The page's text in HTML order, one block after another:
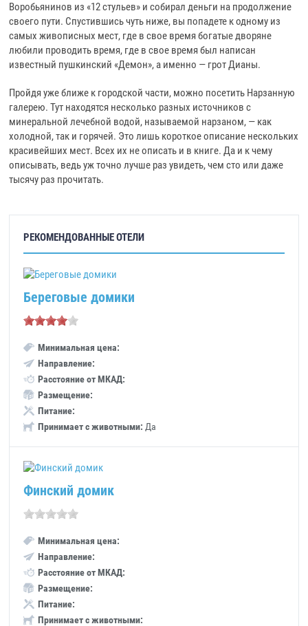
Воробьянинов из «12 стульев» и собирал деньги на продолжение
своего пути. Спустившись чуть ниже, вы попадете к одному из
самых живописных мест, где в свое время богатые дворяне
любили проводить время, где в свое время был написан
известный пушкинский «Демон», а именно — грот Дианы.
Пройдя уже ближе к городской части, можно посетить Нарзанную
галерею. Тут находятся несколько разных источников с
минеральной лечебной водой, называемой нарзаном, — как
холодной, так и горячей. Это лишь короткое описание нескольких
красивейших мест. Всех их не описать и в книге. Да и к чему
описывать, ведь уж точно лучше раз увидеть, чем сто или даже
тысячу раз прочитать.
РЕКОМЕНДОВАННЫЕ ОТЕЛИ
Береговые домики
Минимальная цена:
Направление:
Расстояние от МКАД:
Размещение:
Питание:
Принимает с животными: Да
Финский домик
Минимальная цена:
Направление:
Расстояние от МКАД:
Размещение:
Питание:
Принимает с животными: